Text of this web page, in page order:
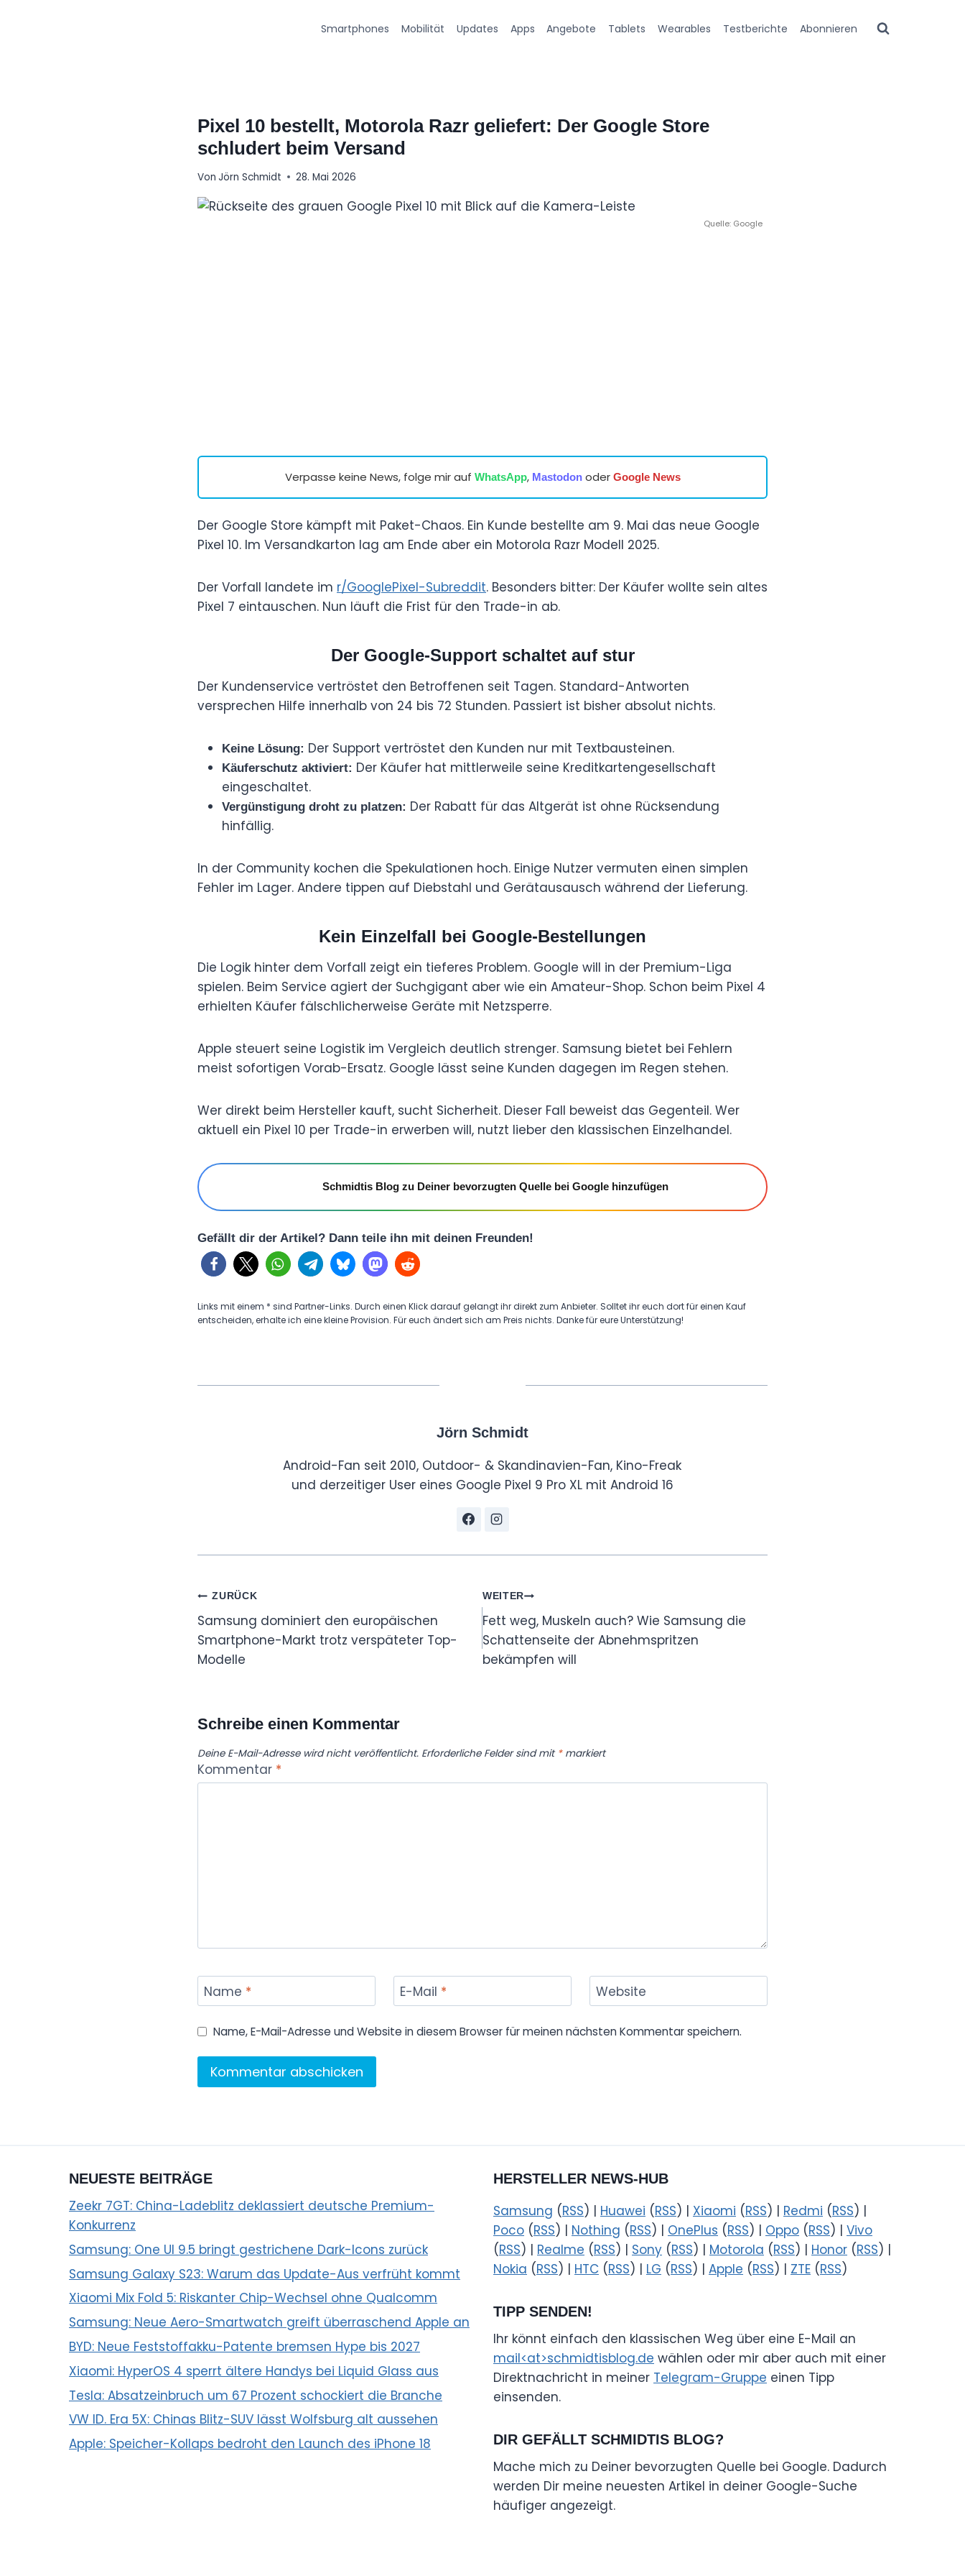
Smartphones Mobilität Updates Apps Angebote Tablets Wearables Testberichte Abonnieren
Pixel 10 bestellt, Motorola Razr geliefert: Der Google Store
schludert beim Versand
Von Jörn Schmidt 28. Mai 2026
Quelle: Google
Verpasse keine News, folge mir auf WhatsApp, Mastodonoder Google News
Der Google Store kämpft mit Paket-Chaos. Ein Kunde bestellte am 9. Mai das neue Google
Pixel 10. Im Versandkarton lag am Ende aber ein Motorola Razr Modell 2025.
Der Vorfall landete im r/GooglePixel-Subreddit. Besonders bitter: Der Käufer wollte sein altes
Pixel 7 eintauschen. Nun läuft die Frist für den Trade-in ab.
Der Google-Support schaltet auf stur
Der Kundenservice vertröstet den Betroffenen seit Tagen. Standard-Antworten
versprechen Hilfe innerhalb von 24 bis 72 Stunden. Passiert ist bisher absolut nichts.
Keine Lösung: Der Support vertröstet den Kunden nur mit Textbausteinen.
Käuferschutz aktiviert: Der Käufer hat mittlerweile seine Kreditkartengesellschaft
eingeschaltet.
Vergünstigung droht zu platzen: Der Rabatt für das Altgerät ist ohne Rücksendung
hinfällig.
In der Community kochen die Spekulationen hoch. Einige Nutzer vermuten einen simplen
Fehler im Lager. Andere tippen auf Diebstahl und Gerätausausch während der Lieferung.
Kein Einzelfall bei Google-Bestellungen
Die Logik hinter dem Vorfall zeigt ein tieferes Problem. Google will in der Premium-Liga
spielen. Beim Service agiert der Suchgigant aber wie ein Amateur-Shop. Schon beim Pixel 4
erhielten Käufer fälschlicherweise Geräte mit Netzsperre.
Apple steuert seine Logistik im Vergleich deutlich strenger. Samsung bietet bei Fehlern
meist sofortigen Vorab-Ersatz. Google lässt seine Kunden dagegen im Regen stehen.
Wer direkt beim Hersteller kauft, sucht Sicherheit. Dieser Fall beweist das Gegenteil. Wer
aktuell ein Pixel 10 per Trade-in erwerben will, nutzt lieber den klassischen Einzelhandel.
Schmidtis Blog zu Deiner bevorzugten Quelle bei Google hinzufügen
Gefällt dir der Artikel? Dann teile ihn mit deinen Freunden!
Links mit einem * sind Partner-Links. Durch einen Klick darauf gelangt ihr direkt zum Anbieter. Solltet ihr euch dort für einen Kauf
entscheiden, erhalte ich eine kleine Provision. Für euch ändert sich am Preis nichts. Danke für eure Unterstützung!
Jörn Schmidt
Android-Fan seit 2010, Outdoor- & Skandinavien-Fan, Kino-Freak
und derzeitiger User eines Google Pixel 9 Pro XL mit Android 16
Beitragsnavigation
ZURÜCK
Samsung dominiert den europäischen
Smartphone-Markt trotz verspäteter Top-
Modelle
WEITER
Fett weg, Muskeln auch? Wie Samsung die
Schattenseite der Abnehmspritzen
bekämpfen will
Schreibe einen Kommentar
Deine E-Mail-Adresse wird nicht veröffentlicht. Erforderliche Felder sind mit *markiert
Kommentar *
Name * E-Mail * Website
Name, E-Mail-Adresse und Website in diesem Browser für meinen nächsten Kommentar speichern.
NEUESTE BEITRÄGE
Zeekr 7GT: China-Ladeblitz deklassiert deutsche Premium-
Konkurrenz
Samsung: One UI 9.5 bringt gestrichene Dark-Icons zurück
Samsung Galaxy S23: Warum das Update-Aus verfrüht kommt
Xiaomi Mix Fold 5: Riskanter Chip-Wechsel ohne Qualcomm
Samsung: Neue Aero-Smartwatch greift überraschend Apple an
BYD: Neue Feststoffakku-Patente bremsen Hype bis 2027
Xiaomi: HyperOS 4 sperrt ältere Handys bei Liquid Glass aus
Tesla: Absatzeinbruch um 67 Prozent schockiert die Branche
VW ID. Era 5X: Chinas Blitz-SUV lässt Wolfsburg alt aussehen
Apple: Speicher-Kollaps bedroht den Launch des iPhone 18
HERSTELLER NEWS-HUB
Samsung (RSS) | Huawei (RSS) | Xiaomi (RSS) | Redmi (RSS) |
Poco (RSS) | Nothing (RSS) | OnePlus (RSS) | Oppo (RSS) | Vivo
(RSS) | Realme (RSS) | Sony (RSS) | Motorola (RSS) | Honor (RSS) |
Nokia (RSS) | HTC (RSS) | LG (RSS) | Apple (RSS) | ZTE (RSS)
TIPP SENDEN!
Ihr könnt einfach den klassischen Weg über eine E-Mail an
mail<at>schmidtisblog.de wählen oder mir aber auch mit einer
Direktnachricht in meiner Telegram-Gruppe einen Tipp
einsenden.
DIR GEFÄLLT SCHMIDTIS BLOG?
Mache mich zu Deiner bevorzugten Quelle bei Google. Dadurch
werden Dir meine neuesten Artikel in deiner Google-Suche
häufiger angezeigt.